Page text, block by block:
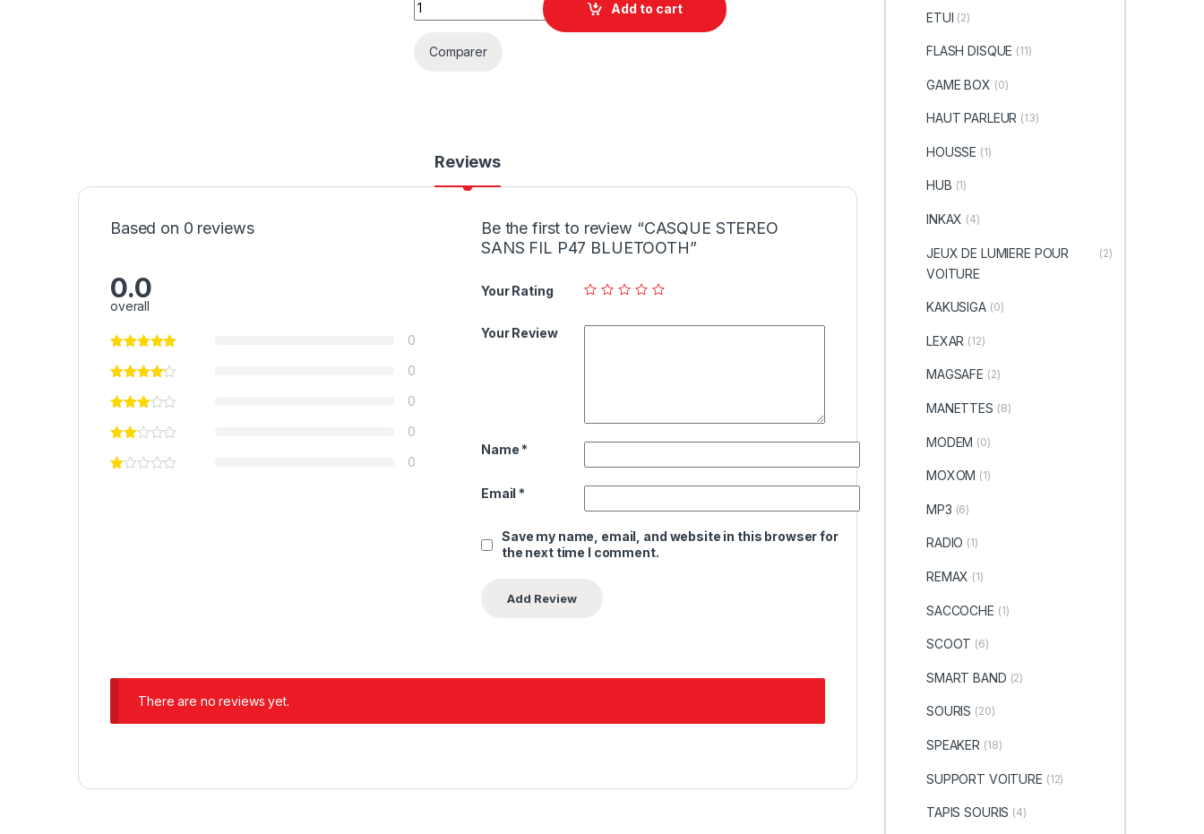
Add to cart
Comparer
Reviews
Based on 0 reviews
0.0
overall
0
0
0
0
0
Be the first to review “CASQUE STEREO
SANS FIL P47 BLUETOOTH”
Your Rating
Your Review
Name *
Email *
Save my name, email, and website in this browser for
the next time I comment.
There are no reviews yet.
ETUI (2)
FLASH DISQUE (11)
GAME BOX (0)
HAUT PARLEUR (13)
HOUSSE (1)
HUB (1)
INKAX (4)
JEUX DE LUMIERE POUR
VOITURE
(2)
KAKUSIGA (0)
LEXAR (12)
MAGSAFE (2)
MANETTES (8)
MODEM (0)
MOXOM (1)
MP3 (6)
RADIO (1)
REMAX (1)
SACCOCHE (1)
SCOOT (6)
SMART BAND (2)
SOURIS (20)
SPEAKER (18)
SUPPORT VOITURE (12)
TAPIS SOURIS (4)